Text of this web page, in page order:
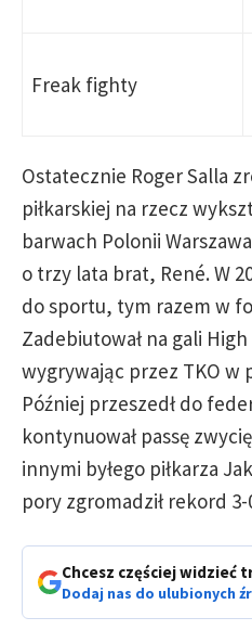
Freak fighty
Ostatecznie Roger Salla
piłkarskiej na rzecz
barwach Polonii
o trzy lata brat, René. W
do sportu, tym razem w
Zadebiutował na gali
wygrywając przez TKO w
Później przeszedł do
kontynuował passę
innymi byłego piłkarza
pory zgromadził rekord 3-
Chcesz częściej widzieć
Dodaj nas do ulubionych